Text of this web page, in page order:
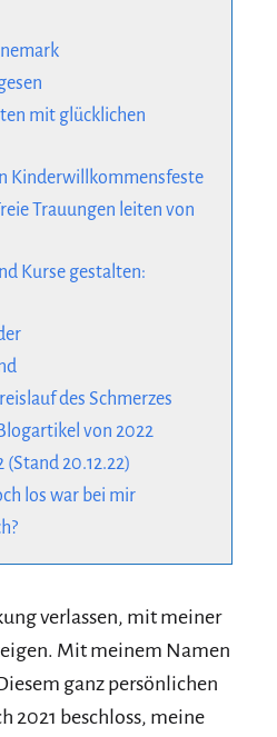
mit glücklichen
Kinderwillkommensfeste
Trauungen leiten von
Kurse gestalten:
des Schmerzes
von 2022
(Stand 20.12.22)
los war bei mir
verlassen, mit meiner
Mit meinem Namen
ganz persönlichen
2021 beschloss, meine